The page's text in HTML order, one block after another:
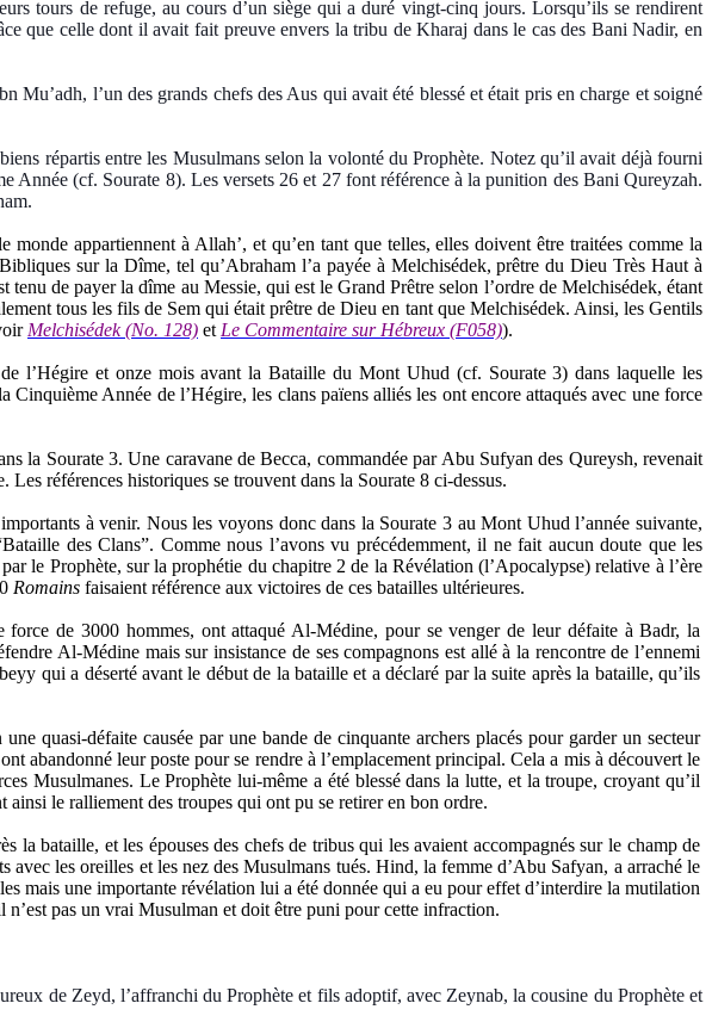
tours de refuge, au cours d’un siège qui a duré vingt-cinq jours. Lorsqu’ils se rendirent
que celle dont il avait fait preuve envers la tribu de Kharaj dans le cas des Bani Nadir, en
Mu’adh, l’un des grands chefs des Aus qui avait été blessé et était pris en charge et soigné
répartis entre les Musulmans selon la volonté du Prophète. Notez qu’il avait déjà fourni
Année (cf. Sourate 8). Les versets 26 et 27 font référence à la punition des Bani Qureyzah.
appartiennent à Allah’, et qu’en tant que telles, elles doivent être traitées comme la
sur la Dîme, tel qu’Abraham l’a payée à Melchisédek, prêtre du Dieu Très Haut à
tenu de payer la dîme au Messie, qui est le Grand Prêtre selon l’ordre de Melchisédek, étant
tous les fils de Sem qui était prêtre de Dieu en tant que Melchisédek. Ainsi, les Gentils
Melchisédek (No. 128) et Le Commentaire sur Hébreux (F058)).
l’Hégire et onze mois avant la Bataille du Mont Uhud (cf. Sourate 3) dans laquelle les
Année de l’Hégire, les clans païens alliés les ont encore attaqués avec une force
la Sourate 3. Une caravane de Becca, commandée par Abu Sufyan des Qureysh, revenait
références historiques se trouvent dans la Sourate 8 ci-dessus.
à venir. Nous les voyons donc dans la Sourate 3 au Mont Uhud l’année suivante,
des Clans”. Comme nous l’avons vu précédemment, il ne fait aucun doute que les
le Prophète, sur la prophétie du chapitre 2 de la Révélation (l’Apocalypse) relative à l’ère
Romains faisaient référence aux victoires de ces batailles ultérieures.
de 3000 hommes, ont attaqué Al-Médine, pour se venger de leur défaite à Badr, la
Al-Médine mais sur insistance de ses compagnons est allé à la rencontre de l’ennemi
qui a déserté avant le début de la bataille et a déclaré par la suite après la bataille, qu’ils
quasi-défaite causée par une bande de cinquante archers placés pour garder un secteur
abandonné leur poste pour se rendre à l’emplacement principal. Cela a mis à découvert le
Musulmanes. Le Prophète lui-même a été blessé dans la lutte, et la troupe, croyant qu’il
ainsi le ralliement des troupes qui ont pu se retirer en bon ordre.
la bataille, et les épouses des chefs de tribus qui les avaient accompagnés sur le champ de
les oreilles et les nez des Musulmans tués. Hind, la femme d’Abu Safyan, a arraché le
mais une importante révélation lui a été donnée qui a eu pour effet d’interdire la mutilation
pas un vrai Musulman et doit être puni pour cette infraction.
de Zeyd, l’affranchi du Prophète et fils adoptif, avec Zeynab, la cousine du Prophète et